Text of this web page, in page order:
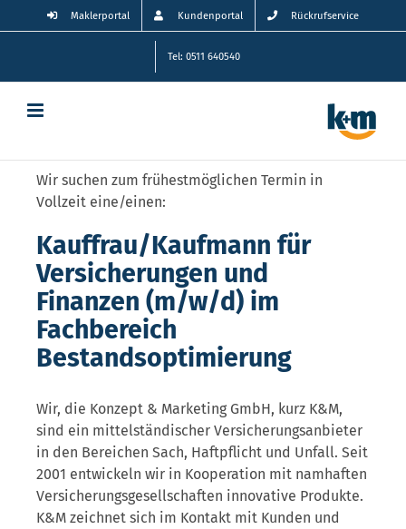
Inhalt
Maklerportal Kundenportal Rückrufservice
Tel: 0511 640540
Wir suchen zum frühestmöglichen Termin in
Vollzeit eine/einen:
Kauffrau/Kaufmann für
Versicherungen und
Finanzen (m/w/d) im
Fachbereich
Bestandsoptimierung
Wir, die Konzept & Marketing GmbH, kurz K&M,
sind ein mittelständischer Versicherungsanbieter
in den Bereichen Sach, Haftpflicht und Unfall. Seit
2001 entwickeln wir in Kooperation mit namhaften
Versicherungsgesellschaften innovative Produkte.
K&M zeichnet sich im Kontakt mit Kunden und